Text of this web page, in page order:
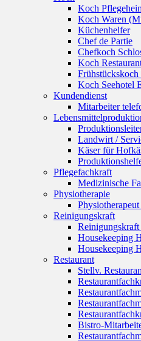
Koch
Koch Waren
Küchenhelfer
Chef de Partie
Chefkoch
Koch
Koch Seehotel
Kundendienst
Mitarbeiter
Landwirt /
Käser für
Pflegefachkraft
Medizinische
Physiotherapie
Reinigungskraft
Housekeeping
Housekeeping
Restaurant
Stellv.
Bistro-